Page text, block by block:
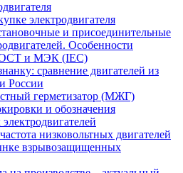
электродвигателя
и присоединительные
Особенности
и МЭК (IEC)
сравнение двигателей из
России
герметизатор (МЖГ)
и обозначения
низковольтных двигателей
взрывозащищенных